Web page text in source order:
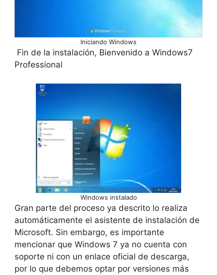
Iniciando Windows
Fin de la instalación, Bienvenido a Windows7
Professional
Windows instalado
Gran parte del proceso ya descrito lo realiza
automáticamente el asistente de instalación de
Microsoft. Sin embargo, es importante
mencionar que Windows 7 ya no cuenta con
soporte ni con un enlace oficial de descarga,
por lo que debemos optar por versiones más